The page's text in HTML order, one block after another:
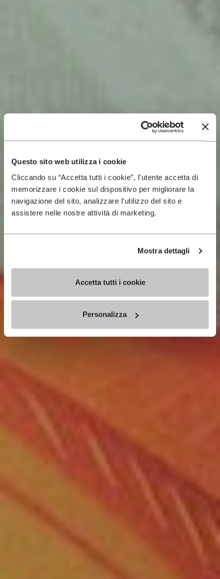
Questo sito web utilizza i cookie
Cliccando su “Accetta tutti i cookie”, l'utente accetta di
memorizzare i cookie sul dispositivo per migliorare la
navigazione del sito, analizzare l'utilizzo del sito e
assistere nelle nostre attività di marketing.
Mostra dettagli
Accetta tutti i cookie
Personalizza